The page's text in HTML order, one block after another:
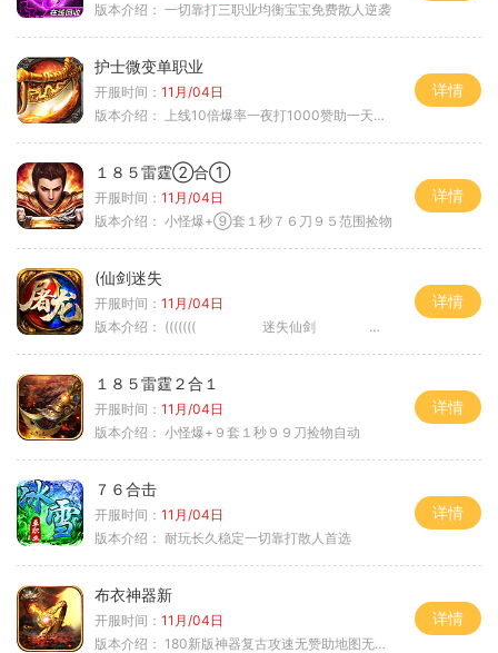
版本介绍： 一切靠打三职业均衡宝宝免费散人逆袭
护士微变单职业
开服时间： 11月/04日
版本介绍：
上线10倍爆率一夜打1000赞助一天毕业
详情
１８５雷霆②合①
开服时间： 11月/04日
版本介绍： 小怪爆+⑨套１秒７６刀９５范围捡物
详情
(仙剑迷失
开服时间： 11月/04日
版本介绍： ((((((( 迷失仙剑 )))))
详情
１８５雷霆２合１
开服时间： 11月/04日
版本介绍： 小怪爆+９套１秒９９刀捡物自动
详情
７６合击
开服时间： 11月/04日
版本介绍： 耐玩长久稳定一切靠打散人首选
详情
布衣神器新
开服时间： 11月/04日
版本介绍： 180新版神器复古攻速无赞助地图无排行
详情